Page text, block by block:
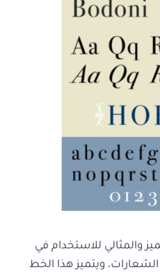
والمثالي للاستخدام في
ويتميز هذا الخط